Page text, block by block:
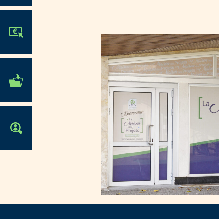
MES DÉMARCHES
ADMINISTRATIVES
OFFRES D'EMPLOI